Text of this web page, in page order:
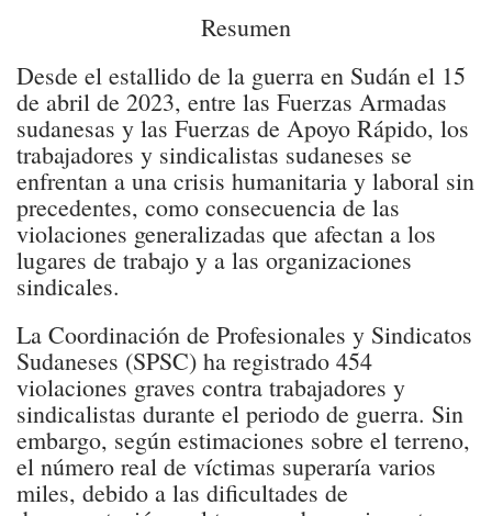
Resumen
Desde el estallido de la guerra en Sudán el 15
de abril de 2023, entre las Fuerzas Armadas
sudanesas y las Fuerzas de Apoyo Rápido, los
trabajadores y sindicalistas sudaneses se
enfrentan a una crisis humanitaria y laboral sin
precedentes, como consecuencia de las
violaciones generalizadas que afectan a los
lugares de trabajo y a las organizaciones
sindicales.
La Coordinación de Profesionales y Sindicatos
Sudaneses (SPSC) ha registrado 454
violaciones graves contra trabajadores y
sindicalistas durante el periodo de guerra. Sin
embargo, según estimaciones sobre el terreno,
el número real de víctimas superaría varios
miles, debido a las dificultades de